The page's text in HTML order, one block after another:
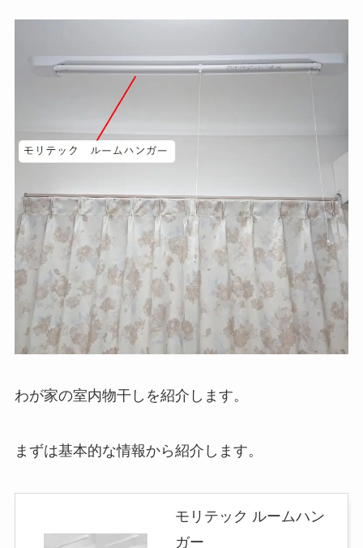
わが家の室内物干しを紹介します。
まずは基本的な情報から紹介します。
モリテック ルームハン
ガー